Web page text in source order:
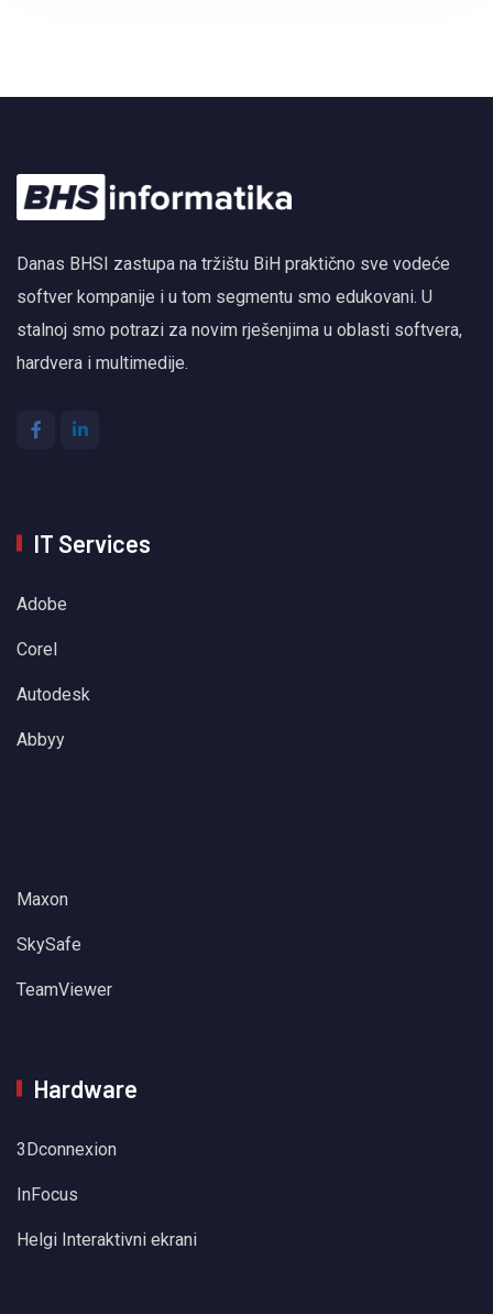
Danas BHSI zastupa na tržištu BiH praktično sve vodeće
softver kompanije i u tom segmentu smo edukovani. U
stalnoj smo potrazi za novim rješenjima u oblasti softvera,
hardvera i multimedije.
IT Services
Adobe
Corel
Autodesk
Abbyy
Maxon
SkySafe
TeamViewer
Hardware
3Dconnexion
InFocus
Helgi Interaktivni ekrani